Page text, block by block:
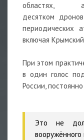
областях,
десятком дронов
периодических
включая
При этом
в один голос
России,
Это не